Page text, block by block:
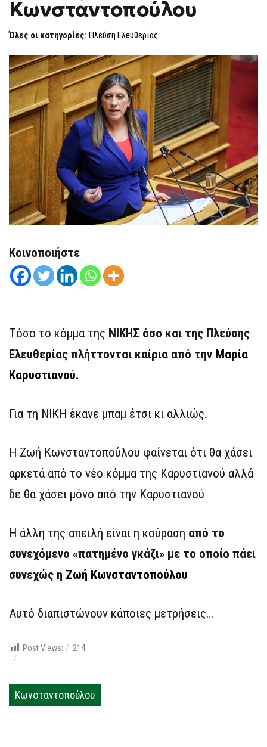
ΚΩΝΣΤΑΝΤΟΠΟΎΛΟΥ
Κωνσταντοπούλου
Όλες οι κατηγορίες: Πλεύση Ελευθερίας
Κοινοποιήστε
Tόσο το κόμμα της ΝΙΚΗΣ όσο και της Πλεύσης
Ελευθερίας πλήττονται καίρια από την Μαρία
Καρυστιανού.
Για τη ΝΙΚΗ έκανε μπαμ έτσι κι αλλιώς.
Η Ζωή Κωνσταντοπούλου φαίνεται ότι θα χάσει
αρκετά από το νέο κόμμα της Καρυστιανού αλλά
δε θα χάσει μόνο από την Καρυστιανού
Η άλλη της απειλή είναι η κούραση από το
συνεχόμενο «πατημένο γκάζι» με το οποίο πάει
συνεχώς η Ζωή Κωνσταντοπούλου
Αυτό διαπιστώνουν κάποιες μετρήσεις…
Post Views: 214
Κωνσταντοπούλου